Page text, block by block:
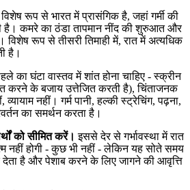
रूप से भारत में प्रासंगिक है, जहां गर्मी की
है। कमरे का ठंडा तापमान नींद की शुरुआत और
रूप से तीसरी तिमाही में, रात में अत्यधिक
है।
का घंटा वास्तव में शांत होना चाहिए - स्क्रीन
करने के बजाय उत्तेजित करती है), चिंताजनक
नहीं। गर्म पानी, हल्की स्ट्रेचिंग, पढ़ना,
का समर्थन करता है।
को सीमित करें। इससे देर से गर्भावस्था में रात
नहीं होगी - कुछ भी नहीं - लेकिन यह सोते समय
है और पेशाब करने के लिए जागने की आवृत्ति